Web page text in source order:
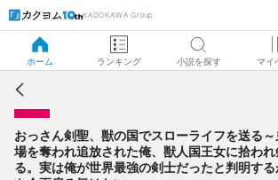
KADOKAWA Group
ホーム ランキング 小説を探す マイ
おっさん剣聖、獣の国でスローライフを
と道場を奪われ追放された俺、獣人国王
生となる。実は俺が世界最強の剣士だった
いて謝っても今更戻る気はない
おっさん剣聖、獣の国でスローライフを送る
場を奪われ追放された俺、獣人国王女に拾わ
る。実は俺が世界最強の剣士だったと判明す